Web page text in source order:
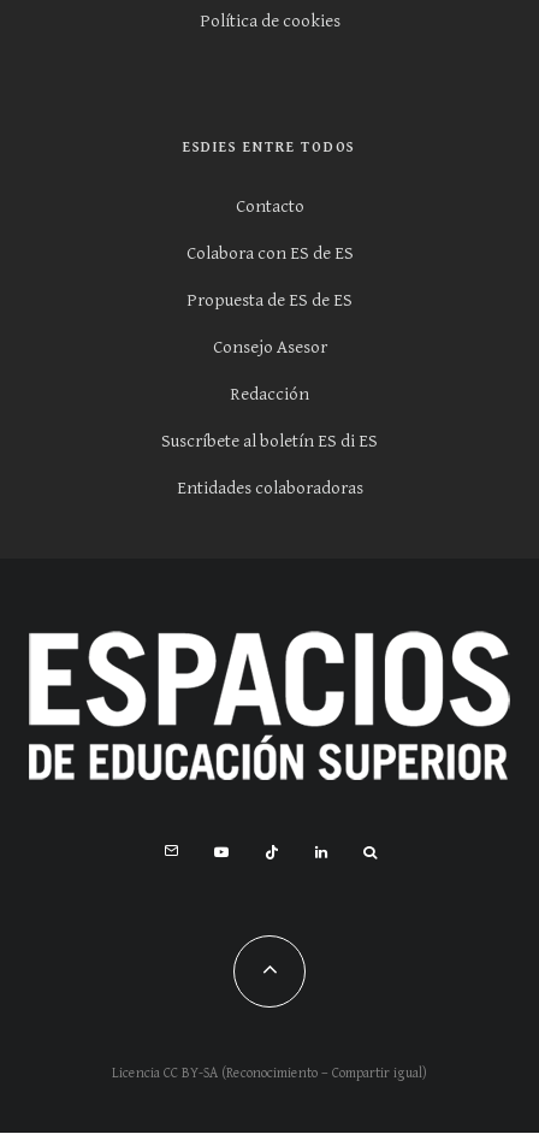
Política de cookies
ESDIES ENTRE TODOS
Contacto
Colabora con ES de ES
Propuesta de ES de ES
Consejo Asesor
Redacción
Suscríbete al boletín ES di ES
Entidades colaboradoras
Licencia CC BY-SA (Reconocimiento – Compartir igual)